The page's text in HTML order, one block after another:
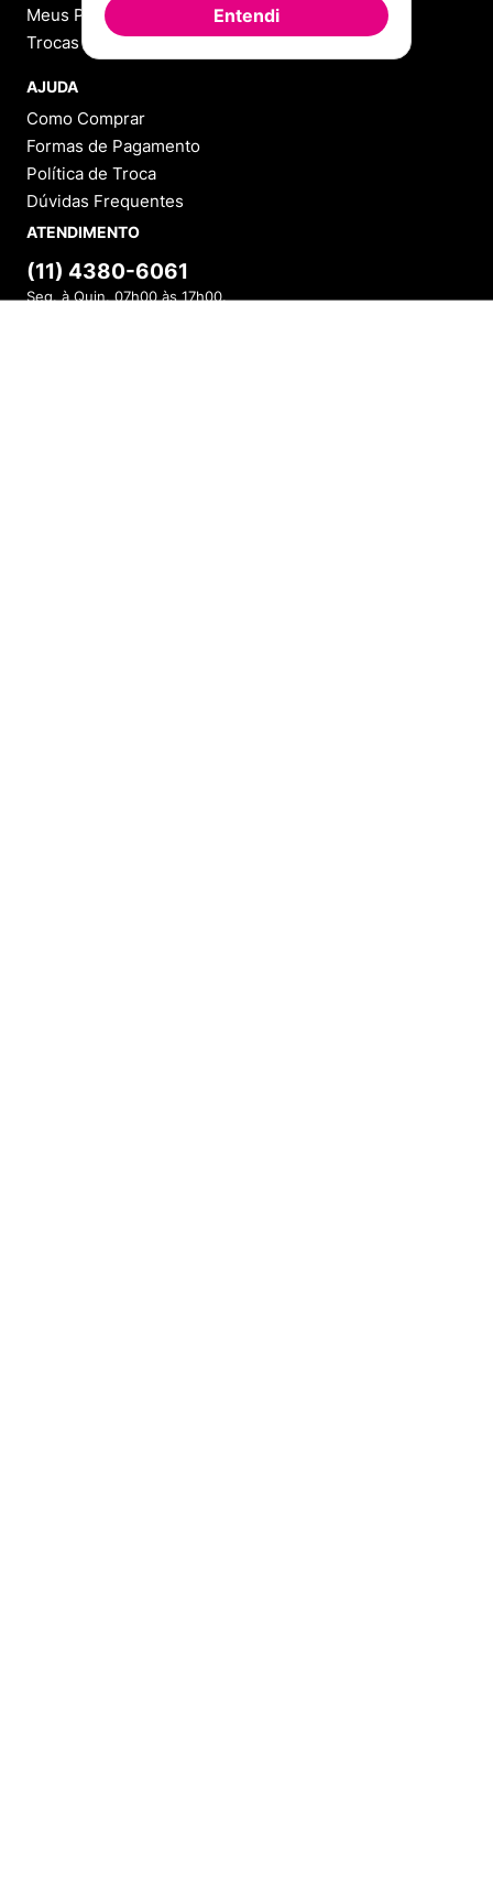
Meus Pedidos
Trocas e Devoluções
AJUDA
Como Comprar
Formas de Pagamento
Política de Troca
Dúvidas Frequentes
ATENDIMENTO
(11) 4380-6061
Seg. à Quin. 07h00 às 17h00.
Entendi